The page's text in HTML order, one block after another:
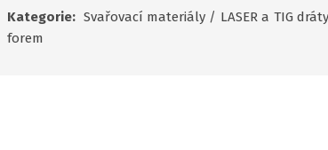
Kategorie: Svařovací materiály/ LASER a TIG
forem